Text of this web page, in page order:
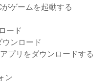
ゲームを起動する
ード
ンロード
プリをダウンロードする
ン